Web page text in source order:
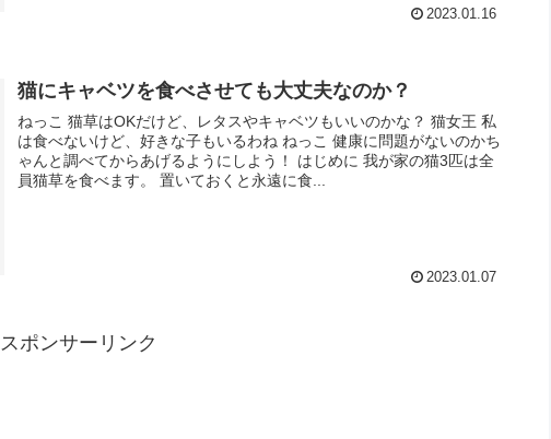
2023.01.16
猫にキャベツを食べさせても大丈夫なのか？
ねっこ 猫草はOKだけど、レタスやキャベツもいいのかな？ 猫女王 私
は食べないけど、好きな子もいるわね ねっこ 健康に問題がないのかち
ゃんと調べてからあげるようにしよう！ はじめに 我が家の猫3匹は全
員猫草を食べます。 置いておくと永遠に食...
2023.01.07
スポンサーリンク